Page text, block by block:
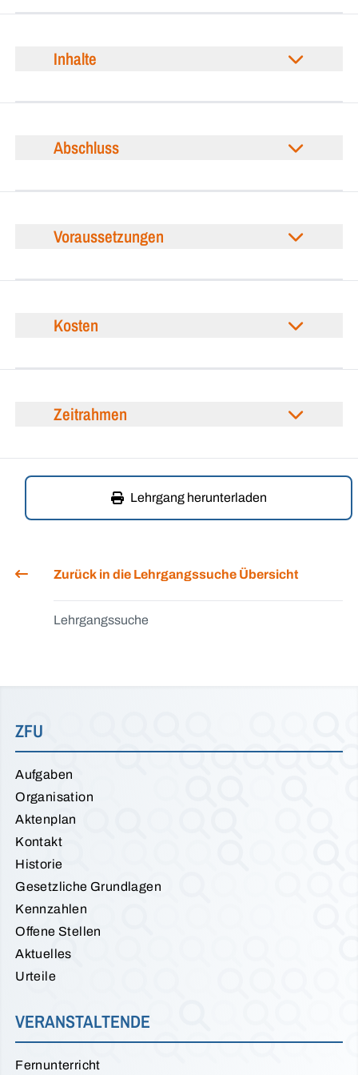
Inhalte
Abschluss
Voraussetzungen
Kosten
Zeitrahmen
Lehrgang herunterladen
Zurück in die Lehrgangssuche Übersicht
Lehrgangssuche
ZFU
Aufgaben
Organisation
Aktenplan
Kontakt
Historie
Gesetzliche Grundlagen
Kennzahlen
Offene Stellen
Aktuelles
Urteile
VERANSTALTENDE
Fernunterricht